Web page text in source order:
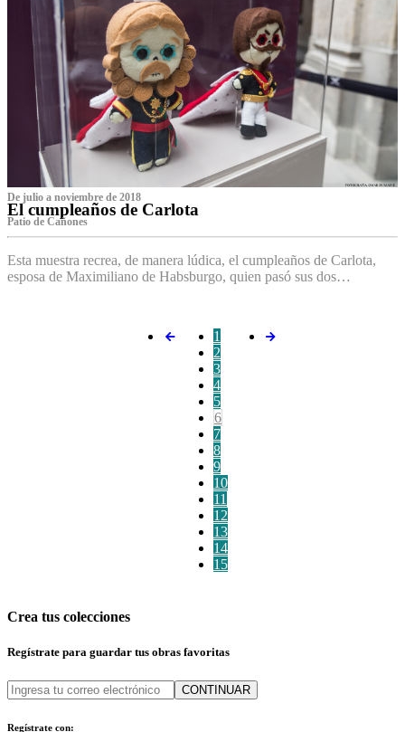
De julio a noviembre de 2018
El cumpleaños de Carlota
Patio de Cañones
Esta muestra recrea, de manera lúdica, el cumpleaños de Carlota,
esposa de Maximiliano de Habsburgo, quien pasó sus dos…
1
2
3
4
5
6
7
8
9
10
11
12
13
14
15
Crea tus colecciones
Regístrate para guardar tus obras favoritas
CONTINUAR
Regístrate con: